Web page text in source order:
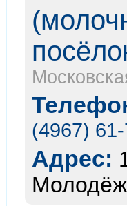
(4967)
Адрес: